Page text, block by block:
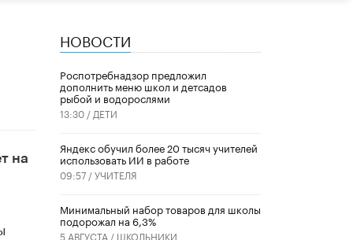
на
НОВОСТИ
Роспотребнадзор предложил
дополнить меню школ и детсадов
рыбой и водорослями
13:30 / ДЕТИ
​Яндекс обучил более 20 тысяч учителей
использовать ИИ в работе
09:57 /УЧИТЕЛЯ
Минимальный набор товаров для школы
подорожал на 6,3%
5 АВГУСТА / ШКОЛЬНИКИ